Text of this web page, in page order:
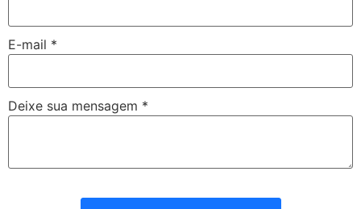
E-mail *
Deixe sua mensagem *